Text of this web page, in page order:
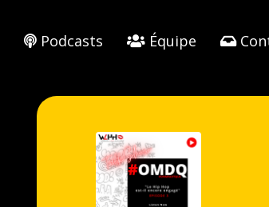
Podcasts Équipe